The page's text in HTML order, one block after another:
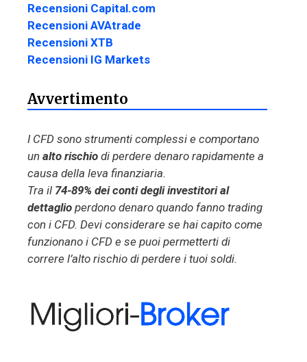
Recensioni Capital.com
Recensioni AVAtrade
Recensioni XTB
Recensioni IG Markets
Avvertimento
I CFD sono strumenti complessi e comportano
un alto rischio di perdere denaro rapidamente a
causa della leva finanziaria.
Tra il 74-89% dei conti degli investitori al
dettaglio perdono denaro quando fanno trading
con i CFD. Devi considerare se hai capito come
funzionano i CFD e se puoi permetterti di
correre l’alto rischio di perdere i tuoi soldi.